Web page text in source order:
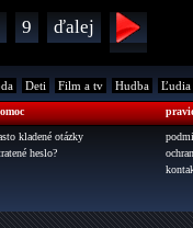
9 ďalej
Deti Film a tv Hudba Ľudia
kladené otázky
heslo?